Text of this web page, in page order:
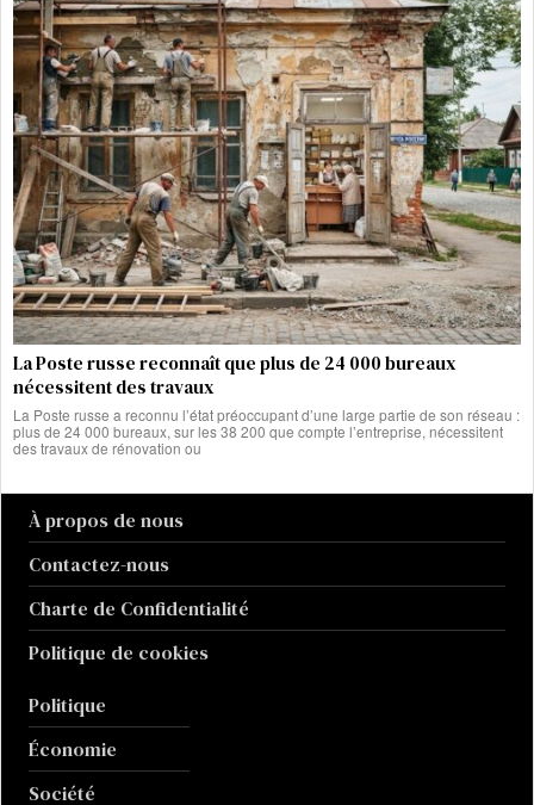
La Poste russe reconnaît que plus de 24 000 bureaux
nécessitent des travaux
La Poste russe a reconnu l’état préoccupant d’une large partie de son réseau :
plus de 24 000 bureaux, sur les 38 200 que compte l’entreprise, nécessitent
des travaux de rénovation ou
À propos de nous
Contactez-nous
Charte de Confidentialité
Politique de cookies
Politique
Économie
Société